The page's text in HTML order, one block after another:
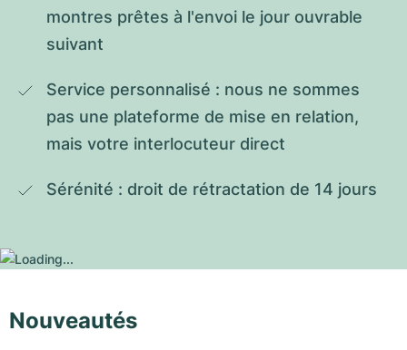
montres prêtes à l'envoi le jour ouvrable
suivant
Service personnalisé : nous ne sommes
pas une plateforme de mise en relation,
mais votre interlocuteur direct
Sérénité : droit de rétractation de 14 jours
Nouveautés